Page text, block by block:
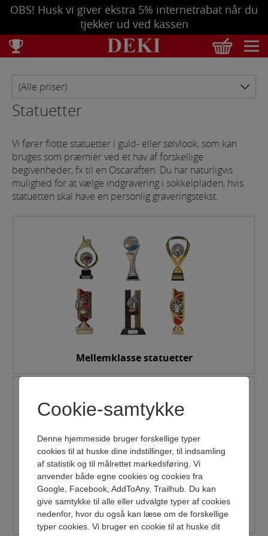
OBS! Husk vi giver ekstra 5% internetrabat når du
tjekker ud ved kassen
0,00
DKK
Total
Se bestilling
Tøm kurv
Statuetter
Vi fører flotte statuetter i guld- eller sølvlook, som kan
bruges som præmier ved et hav af forskellige
begivenheder, fx til en Oscaraften. Du har naturligvis
mulighed for at vælge indgravering i sokkelpladen, hvis
statuetten skal have en personlig graveringstekst.
Mellemklasse statuetter
Økonomi statuetter
VAREN ER NU LAGT I KURV
Cookie-samtykke
Denne hjemmeside bruger forskellige typer
cookies til at huske dine indstillinger, til indsamling
af statistik og til målrettet markedsføring. Vi
anvender både egne cookies og cookies fra
Google, Facebook, AddToAny, Trailhub. Du kan
give samtykke til alle eller udvalgte typer af cookies
nedenfor, hvor du også kan læse om de forskellige
typer cookies. Vi bruger en cookie til at huske dit